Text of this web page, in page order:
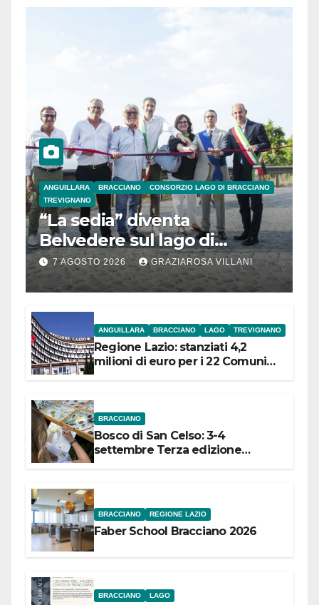
ANGUILLARA BRACCIANO
CONSORZIO LAGO DI BRACCIANO
TREVIGNANO
“La sedia” diventa
Belvedere sul lago di
Bracciano: ieri
l’inaugurazione
7 AGOSTO 2026 GRAZIAROSA VILLANI
ANGUILLARA BRACCIANO LAGO TREVIGNANO
Regione Lazio: stanziati 4,2
milioni di euro per i 22 Comuni
BRACCIANO
Bosco di San Celso: 3-4
settembre Terza edizione
BRACCIANO REGIONE LAZIO
Faber School Bracciano 2026
BRACCIANO LAGO